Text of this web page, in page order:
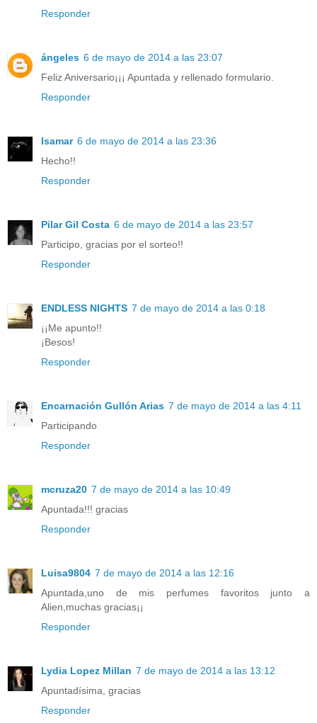
Responder
ángeles 6 de mayo de 2014 a las 23:07
Feliz Aniversario¡¡¡ Apuntada y rellenado formulario.
Responder
Isamar 6 de mayo de 2014 a las 23:36
Hecho!!
Responder
Pilar Gil Costa 6 de mayo de 2014 a las 23:57
Participo, gracias por el sorteo!!
Responder
ENDLESS NIGHTS 7 de mayo de 2014 a las 0:18
¡¡Me apunto!!
¡Besos!
Responder
Encarnación Gullón Arias 7 de mayo de 2014 a las 4:11
Participando
Responder
mcruza20 7 de mayo de 2014 a las 10:49
Apuntada!!! gracias
Responder
Luisa9804 7 de mayo de 2014 a las 12:16
Apuntada,uno de mis perfumes favoritos junto a
Alien,muchas gracias¡¡
Responder
Lydia Lopez Millan 7 de mayo de 2014 a las 13:12
Apuntadísima, gracias
Responder